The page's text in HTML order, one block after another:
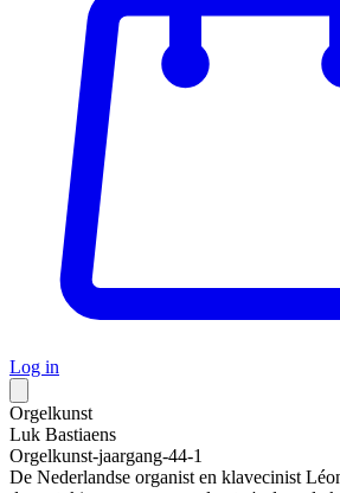
Log in
Orgelkunst
Luk Bastiaens
Orgelkunst-jaargang-44-1
De Nederlandse organist en klavecinist